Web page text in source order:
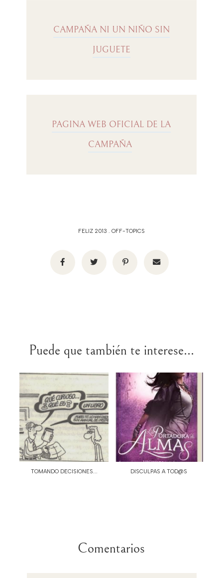
CAMPAÑA NI UN NIÑO SIN
JUGUETE
PAGINA WEB OFICIAL DE LA
CAMPAÑA
FELIZ 2013 . OFF-TOPICS
Puede que también te interese...
TOMANDO DECISIONES... DISCULPAS A TOD@S
Comentarios